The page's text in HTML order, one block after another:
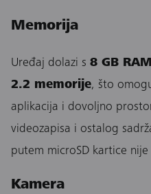
Memorija
Uređaj dolazi s 8 GB
2.2 memorije, što
aplikacija i dovoljno
videozapisa i ostalog
putem microSD kartice
Kamera